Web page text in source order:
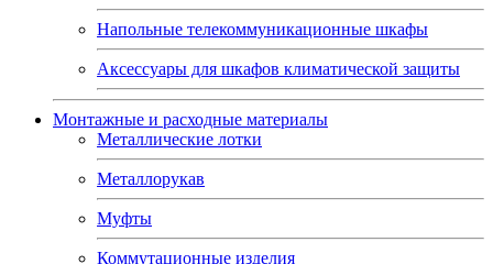
Напольные телекоммуникационные шкафы
Аксессуары для шкафов климатической защиты
Монтажные и расходные материалы
Металлические лотки
Металлорукав
Муфты
Коммутационные изделия